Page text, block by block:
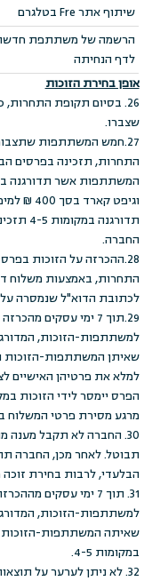
שיתוף אתר Fre בטלגרם
הרשמה של משתתפת חדשה
לדף הנחיתה
אופן בחירת הזוכות
26. בסיום תקופת
שצברו.
27.חמש המשתתפות
התחרות, תזכינה בפרסים
וגיפט
החברה.
התחרות, באמצעות משלוח
לכתובת הדוא"ל שנמסרה על
29.תוך 7 ימי עסקים
שאיתן המשתתפות-הזוכות
למלא את פרטיהן האישיים
מרגע מסירת פרטי המשלוח
תבוטל. לאחר מכן, החברה
הבלעדי, לרבות בחירת
31. תוך 7 ימי עסקים
שאיתה המשתתפות-הזוכות
במקומות 4-5.
32. לא ניתן לערער על